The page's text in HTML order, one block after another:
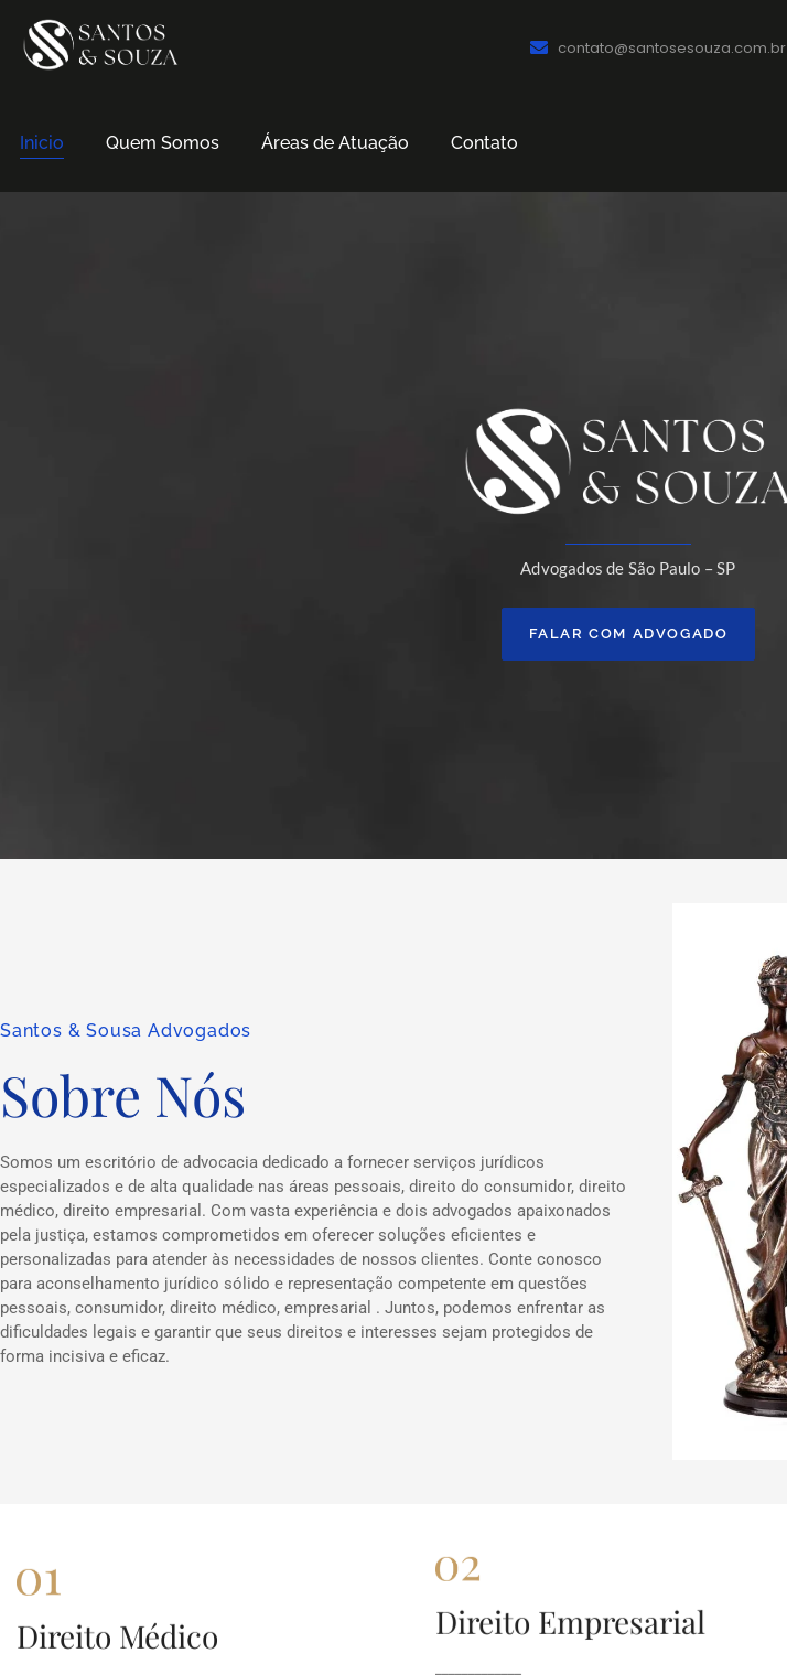
contato@santosesouza.com.br
Inicio Quem Somos Áreas de Atuação Contato
Advogados de São Paulo – SP
FALAR COM ADVOGADO
Santos & Sousa Advogados
Sobre Nós
Somos um escritório de advocacia dedicado a fornecer serviços jurídicos
especializados e de alta qualidade nas áreas pessoais, direito do consumidor, direito
médico, direito empresarial. Com vasta experiência e dois advogados apaixonados
pela justiça, estamos comprometidos em oferecer soluções eficientes e
personalizadas para atender às necessidades de nossos clientes. Conte conosco
para aconselhamento jurídico sólido e representação competente em questões
pessoais, consumidor, direito médico, empresarial . Juntos, podemos enfrentar as
dificuldades legais e garantir que seus direitos e interesses sejam protegidos de
forma incisiva e eficaz.
Direito Médico
Direito Médico Direito Empresarial
Direito Empresarial